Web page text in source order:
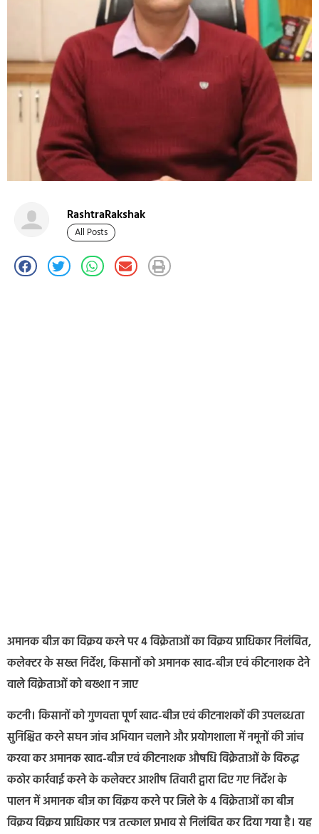
RashtraRakshak
All Posts
अमानक बीज का विक्रय करने पर 4 विक्रेताओं का विक्रय प्राधिकार निलंबित,
कलेक्‍टर के सख्त निर्देश, किसानों को अमानक खाद-बीज एवं कीटनाशक देने
वाले विक्रेताओं को बख्शा न जाए
कटनी। किसानों को गुणवत्ता पूर्ण खाद-बीज एवं कीटनाशकों की उपलब्धता
सुनिश्चित करने सघन जांच अभियान चलाने और प्रयोगशाला में नमूनों की जांच
करवा कर अमानक खाद-बीज एवं कीटनाशक औषधि विक्रेताओं के विरुद्ध
कठोर कार्रवाई करने के कलेक्टर आशीष तिवारी द्वारा दिए गए निर्देश के
पालन में अमानक बीज का विक्रय करने पर जिले के 4 विक्रेताओं का बीज
विक्रय विक्रय प्राधिकार पत्र तत्काल प्रभाव से निलंबित कर दिया गया है। यह